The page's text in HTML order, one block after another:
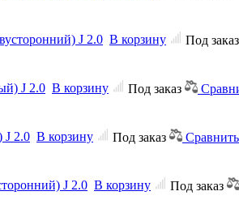
J 2.0 В корзину Под заказ
J 2.0 В корзину Под заказ
J 2.0 В корзину Под заказ Сравнить
J 2.0 В корзину Под заказ